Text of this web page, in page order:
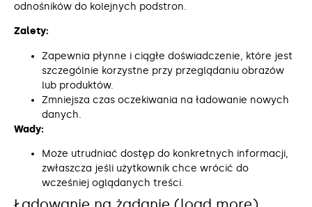
odnośników do kolejnych podstron.
Zalety:
Zapewnia płynne i ciągłe doświadczenie, które jest
szczególnie korzystne przy przeglądaniu obrazów
lub produktów.
Zmniejsza czas oczekiwania na ładowanie nowych
danych.
Wady:
Może utrudniać dostęp do konkretnych informacji,
zwłaszcza jeśli użytkownik chce wrócić do
wcześniej oglądanych treści.